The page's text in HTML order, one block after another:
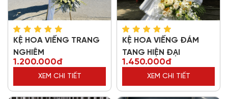
KỆ HOA VIẾNG TRANG
NGHIÊM
1.200.000đ
XEM CHI TIẾT
KỆ HOA VIẾNG ĐÁM
TANG HIỆN ĐẠI
1.450.000đ
XEM CHI TIẾT